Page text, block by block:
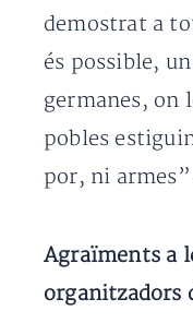
demostrat a
és possible,
germanes, on
pobles
por, ni
Agraïments a
organitzadors